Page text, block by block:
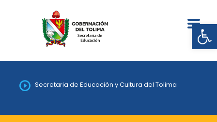
Secretaria de Educación y Cultura del Tolima